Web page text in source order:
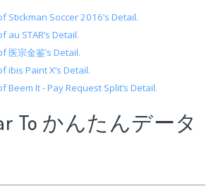
Stickman Soccer 2016’s Detail.
au STAR’s Detail.
医宗金鉴’s Detail.
ibis Paint X’s Detail.
Beem It - Pay Request Split’s Detail.
To かんたんデータ